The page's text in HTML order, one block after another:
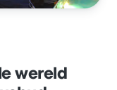
wereld